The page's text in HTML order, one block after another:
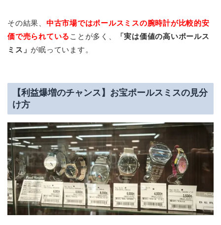
その結果、 中古市場ではポールスミスの腕時計が比較的安
価で売られている ことが多く、
「実は価値の高いポールス
ミス」 が眠っています。
【利益爆増のチャンス】お宝ポールスミスの見分
け方